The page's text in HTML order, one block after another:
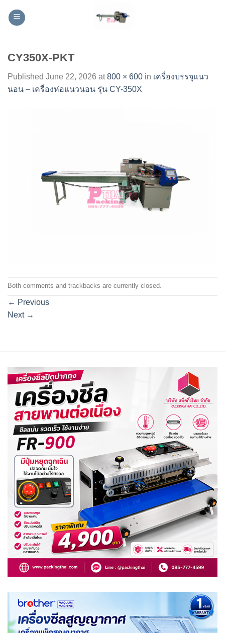
CY350X-PKT
Published June 22, 2026 at800 × 600 in เครื่องบรรจุแนว
นอน – เครื่องห่อแนวนอน รุ่น CY-350X
Both comments and trackbacks are currently closed.
← Previous
Next →